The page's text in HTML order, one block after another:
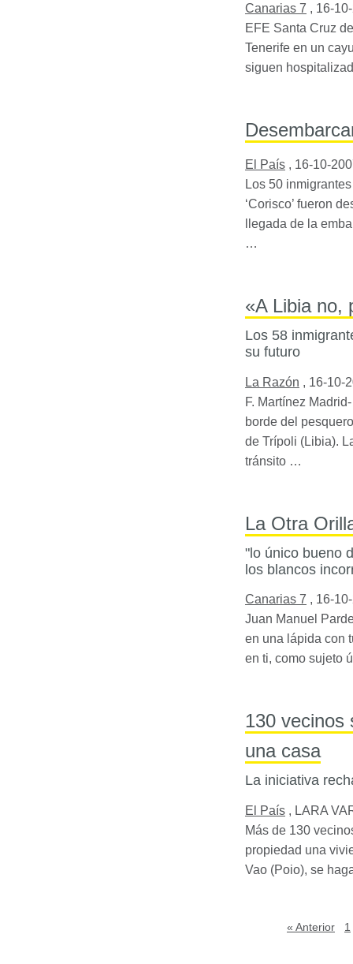
Canarias 7 , 16-
EFE Santa Cruz
Tenerife en un
siguen
El País , 16-10-
Los 50
‘Corisco’ fueron
llegada de la
…
«A Libia no,
Los 58
su futuro
La Razón , 16-10-
F. Martínez
borde del
de Trípoli (Libia).
tránsito …
La Otra
"lo único bueno
los blancos
Canarias 7 , 16-
Juan Manuel
en una lápida con
en ti, como sujeto
130 vecinos
una casa
La iniciativa
El País , LARA
Más de 130
propiedad una
Vao (Poio), se
« Anterior 1